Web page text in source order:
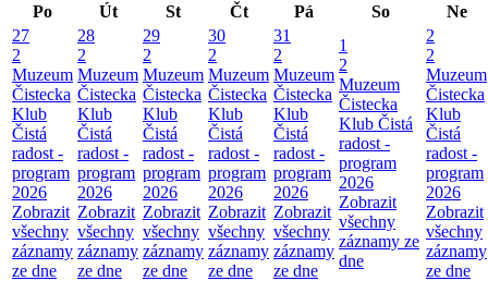
Po
Út St Čt Pá So
Ne
27
2
Muzeum
Čistecka
Klub
Čistá
radost -
program
2026
Zobrazit
všechny
záznamy
ze dne
28
2
Muzeum
Čistecka
Klub
Čistá
radost -
program
2026
Zobrazit
všechny
záznamy
ze dne
29
2
Muzeum
Čistecka
Klub
Čistá
radost -
program
2026
Zobrazit
všechny
záznamy
ze dne
30
2
Muzeum
Čistecka
Klub
Čistá
radost -
program
2026
Zobrazit
všechny
záznamy
ze dne
31
2
Muzeum
Čistecka
Klub
Čistá
radost -
program
2026
Zobrazit
všechny
záznamy
ze dne
1
2
Muzeum
Čistecka
Klub Čistá
radost -
program
2026
Zobrazit
všechny
záznamy ze
dne
2
2
Muzeum
Čistecka
Klub
Čistá
radost -
program
2026
Zobrazit
všechny
záznamy
ze dne